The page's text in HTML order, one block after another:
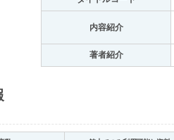
内容紹介
著者紹介